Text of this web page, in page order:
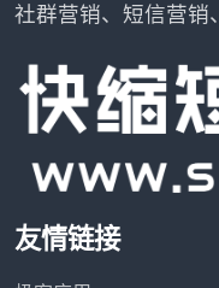
社群营销、短信营销
友情链接